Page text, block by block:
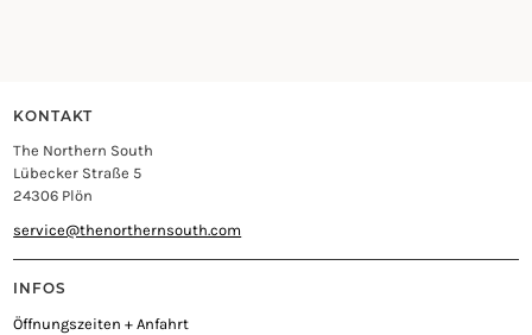
KONTAKT
The Northern South
Lübecker Straße 5
24306 Plön
service@thenorthernsouth.com
INFOS
Öffnungszeiten + Anfahrt